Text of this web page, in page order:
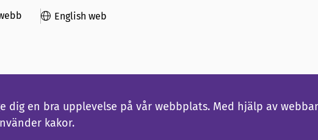
English web
dig en bra upplevelse på vår webbplats. Med hjälp av
kakor.